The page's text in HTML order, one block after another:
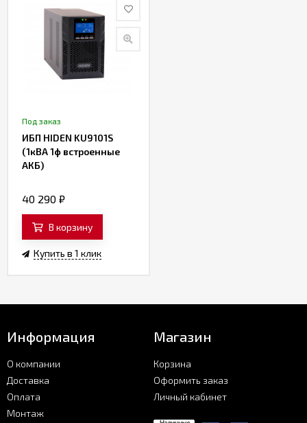
Под заказ
ИБП HIDEN KU9101S
(1кВА 1ф встроенные
АКБ)
40 290 ₽
В корзину
Купить в 1 клик
Информация
О компании
Доставка
Оплата
Монтаж
Магазин
Корзина
Оформить заказ
Личный кабинет